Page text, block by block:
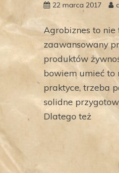
22 marca 2017
Agrobiznes to nie
zaawansowany
produktów
bowiem umieć to
praktyce, trzeba
solidne
Dlatego też